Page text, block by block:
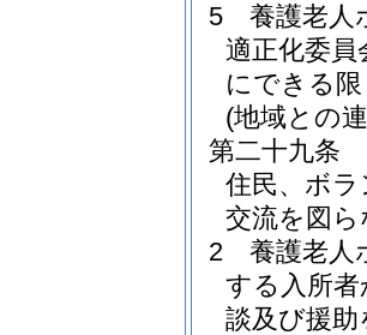
5
養護老人
適正化委員
にできる
(地域との
第二十九条
住民、ボ
交流を図
2
養護老人
する入所
談及び援